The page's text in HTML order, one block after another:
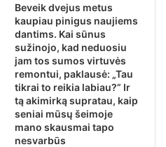
Beveik dvejus metus
kaupiau pinigus naujiems
dantims. Kai sūnus
sužinojo, kad neduosiu
jam tos sumos virtuvės
remontui, paklausė: „Tau
tikrai to reikia labiau?” Ir
tą akimirką supratau, kaip
seniai mūsų šeimoje
mano skausmai tapo
nesvarbūs